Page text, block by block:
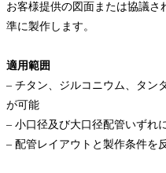
お客様提供の図面または協議
準に製作します。
適用範囲
– チタン、ジルコニウム、タン
が可能
– 小口径及び大口径配管いずれ
– 配管レイアウトと製作条件を